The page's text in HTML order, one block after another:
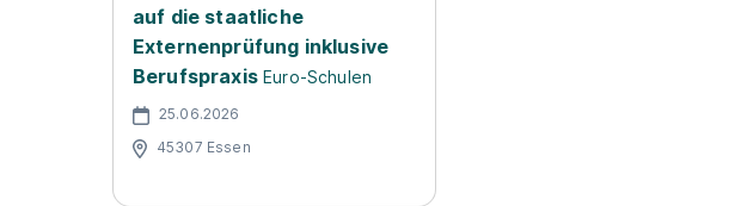
auf die staatliche
Externenprüfung inklusive
Berufspraxis Euro-Schulen
25.06.2026
45307 Essen